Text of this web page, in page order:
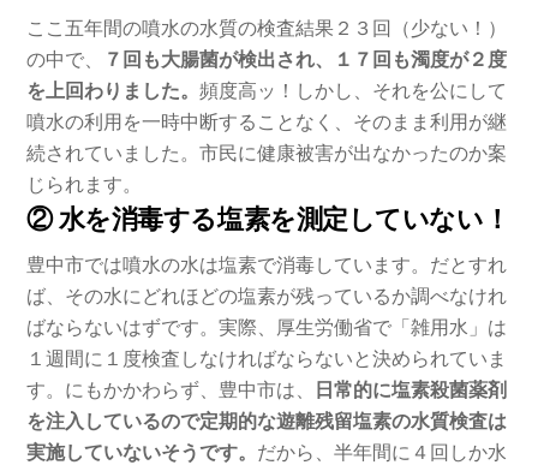
ここ五年間の噴水の水質の検査結果２３回（少ない！）
の中で、
７回も大腸菌が検出され、１７回も濁度が２度
を上回わりました。頻度高ッ！しかし、それを公にして
噴水の利用を一時中断することなく、そのまま利用が継
続されていました。市民に健康被害が出なかったのか案
じられます。
② 水を消毒する塩素を測定していない！
豊中市では噴水の水は塩素で消毒しています。だとすれ
ば、その水にどれほどの塩素が残っているか調べなけれ
ばならないはずです。実際、厚生労働省で「雑用水」は
１週間に１度検査しなければならないと決められていま
す。にもかかわらず、豊中市は、
日常的に塩素殺菌薬剤
を注入しているので定期的な遊離残留塩素の水質検査は
実施していないそうです。 だから、半年間に４回しか水